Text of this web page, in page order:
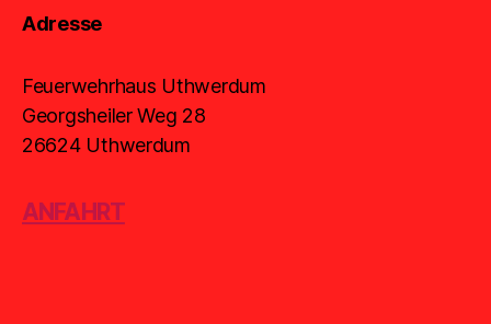
Adresse
Feuerwehrhaus Uthwerdum
Georgsheiler Weg 28
26624 Uthwerdum
ANFAHRT